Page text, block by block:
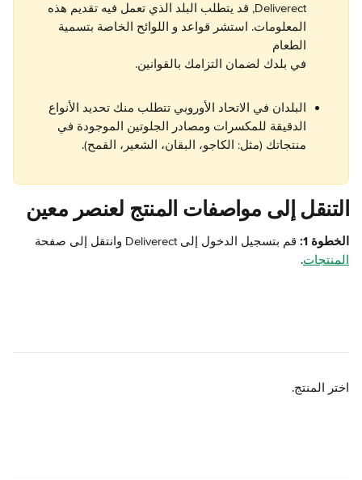
Deliverect, قد يتطلب البلد الذي تعمل فيه تقديم هذه
المعلومات. استشر قواعد و اللوائح الخاصة بتسمية
الطعام
في بلدك لضمان التزامك بالقوانين.
البلدان في الاتحاد الأوروبي تتطلب منك تحديد الأنواع
الدقيقة للمكسرات ومصادر الجلوتين الموجودة في
منتجاتك (مثل: الكاجو، البقان، الشعير، القمح).
التنقل إلى مواصفات المنتج لعنصر معين
الخطوة 1:
قم بتسجيل الدخول إلى Deliverect وانتقل إلى صفحة
المنتجات.
اختر المنتج.